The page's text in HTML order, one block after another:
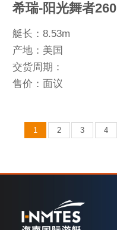
希瑞-阳光舞者260
艇长：8.53m
产地：美国
交货周期：
售价：面议
1 2 3 4